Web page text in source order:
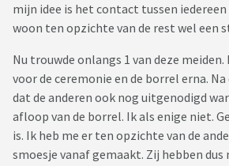
mijn idee is het contact tussen iedereen
woon ten opzichte van de rest wel een
Nu trouwde onlangs 1 van deze
voor de ceremonie en de borrel erna.
dat de anderen ook nog uitgenodigd
afloop van de borrel. Ik als enige niet.
is. Ik heb me er ten opzichte van de
smoesje vanaf gemaakt. Zij hebben